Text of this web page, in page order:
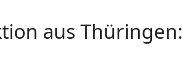
aus Thüringen: